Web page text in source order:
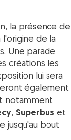
la présence de
l'origine de la
Une parade
créations les
lui sera
également
notamment
, Superbus et
jusqu'au bout